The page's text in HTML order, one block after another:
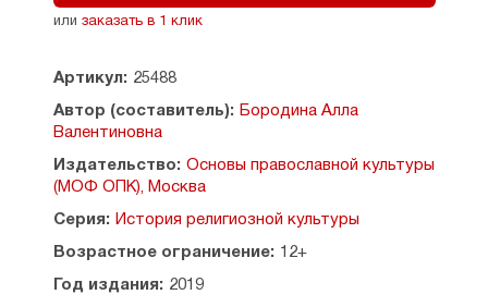
или заказать в 1 клик
Артикул: 25488
Автор (составитель): Бородина Алла
Валентиновна
Издательство: Основы православной культуры
(МОФ ОПК), Москва
Серия: История религиозной культуры
Возрастное ограничение: 12+
Год издания: 2019